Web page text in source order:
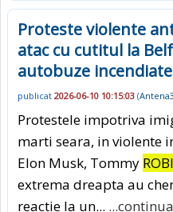
Proteste violente
atac cu cutitul la
autobuze
publicat 2026-06-10 10:15:03 (Antena3
Protestele impotriva
marti seara, in violente
Elon Musk, Tommy
extrema dreapta au
reactie la un...